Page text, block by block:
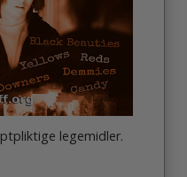
legemidler.